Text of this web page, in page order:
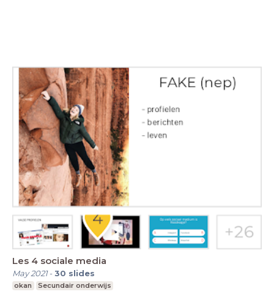
Les 4 sociale media
May 2021-30 slides
okan Secundair onderwijs